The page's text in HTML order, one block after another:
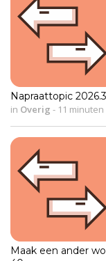
Napraattopic
in Overig - 11
Maak een ander